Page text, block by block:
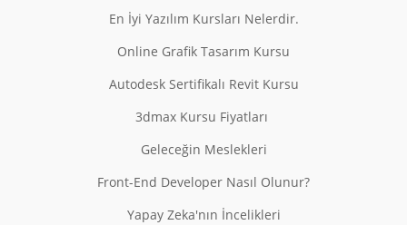
En İyi Yazılım Kursları Nelerdir.
Online Grafik Tasarım Kursu
Autodesk Sertifikalı Revit Kursu
3dmax Kursu Fiyatları
Geleceğin Meslekleri
Front-End Developer Nasıl Olunur?
Yapay Zeka'nın İncelikleri